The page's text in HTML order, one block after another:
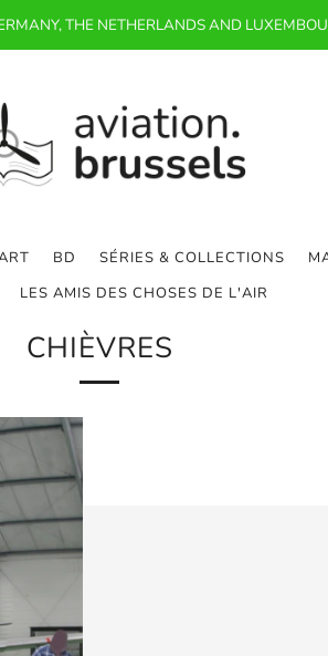
THE NETHERLANDS AND
BD SÉRIES & COLLECTIONS
LES AMIS DES CHOSES DE L'AIR
CHIÈVRES